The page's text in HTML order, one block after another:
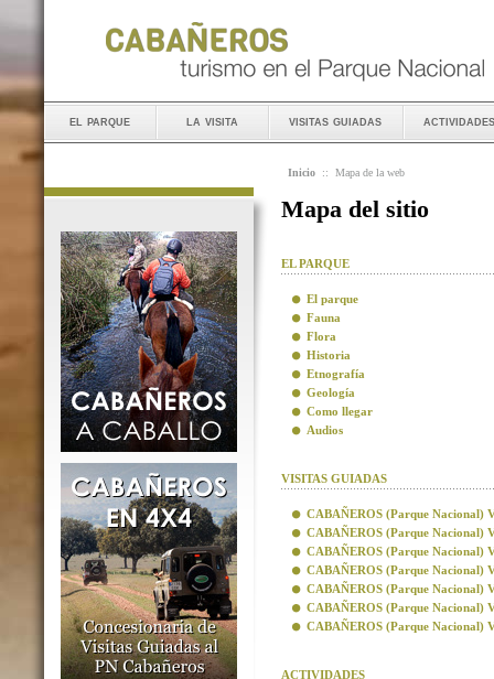
el parque la visita visitas guiadas actividades
Inicio :: Mapa de la web
Mapa del sitio
EL PARQUE
El parque
Fauna
Flora
Historia
Etnografía
Geología
Como llegar
Audios
VISITAS GUIADAS
CABAÑEROS (Parque Nacional)
CABAÑEROS (Parque Nacional)
CABAÑEROS (Parque Nacional)
CABAÑEROS (Parque Nacional)
CABAÑEROS (Parque Nacional)
CABAÑEROS (Parque Nacional)
CABAÑEROS (Parque Nacional)
ACTIVIDADES